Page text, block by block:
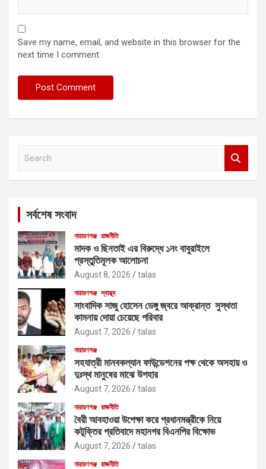
Save my name, email, and website in this browser for the
next time I comment.
সর্বশেষ সংবাদ
নারায়ণগঞ্জ রাজনীতি
মাদক ও ছিনতাই এর বিরুদ্ধে ১নং বাবুরাইলে
প্রস্তুতিমূলক আলোচনা
August 8, 2026 talas
নারায়ণগঞ্জ স্বাস্থ্য
সাংবাদিক সাজু হোসেন ডেঙ্গু জ্বরে আক্রান্ত সুস্থতা
কামনায় দোয়া চেয়েছে পরিবার
August 7, 2026 talas
নারায়ণগঞ্জ
সহযাত্রী মানবকল্যান ফাউন্ডেশনের পক্ষ থেকে অসহায় ও
দুঃস্থ মানুষের মাঝে উপহার
August 7, 2026 talas
নারায়ণগঞ্জ রাজনীতি
বৈরী আবহাওয়া উপেক্ষা করে প্রধানমন্ত্রীকে নিয়ে
কটূক্তির প্রতিবাদে মহানগর বিএনপির বিক্ষোভ
August 7, 2026 talas
নারায়ণগঞ্জ রাজনীতি